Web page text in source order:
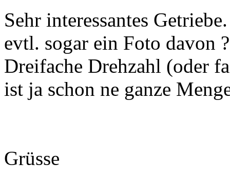
Sehr interessantes
evtl. sogar ein Foto davon ?
Dreifache Drehzahl (oder
ist ja schon ne ganze
Grüsse